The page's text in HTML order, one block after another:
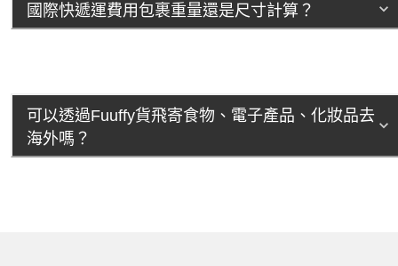
國際快遞運費用包裹重量還是尺寸計算？
可以透過Fuuffy貨飛寄食物、電子產品、化妝品去
海外嗎？